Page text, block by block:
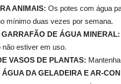
ANIMAIS: Os potes com água
mínimo duas vezes por semana.
DE ÁGUA MINERAL:
não estiver em uso.
VASOS DE PLANTAS:
DA GELADEIRA E AR-